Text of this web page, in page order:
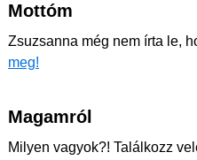
Mottóm
Zsuzsanna még nem írta le,
meg!
Magamról
Milyen vagyok?! Találkozz